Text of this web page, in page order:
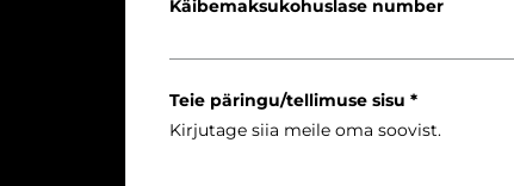
Käibemaksukohuslase number
Teie päringu/tellimuse sisu